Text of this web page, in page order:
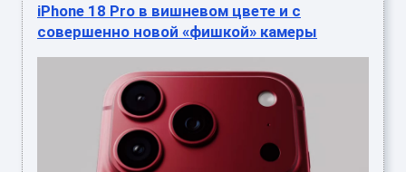
iPhone 18 Pro в вишневом цвете и с
совершенно новой «фишкой» камеры